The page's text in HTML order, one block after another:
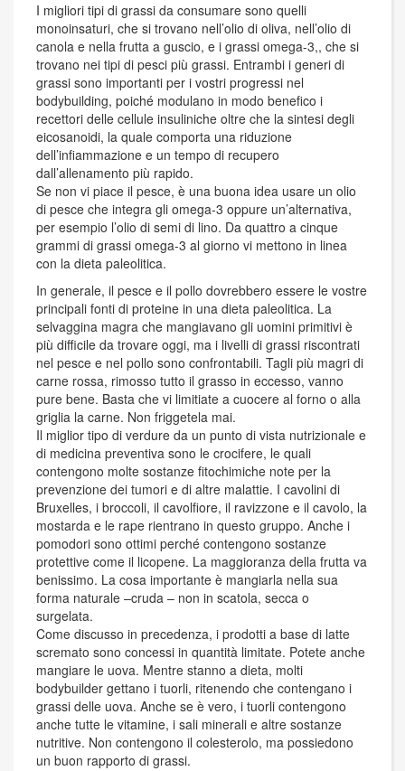
I migliori tipi di grassi da consumare sono quelli
monoinsaturi, che si trovano nell’olio di oliva, nell’olio di
canola e nella frutta a guscio, e i grassi omega-3,, che si
trovano nei tipi di pesci più grassi. Entrambi i generi di
grassi sono importanti per i vostri progressi nel
bodybuilding, poiché modulano in modo benefico i
recettori delle cellule insuliniche oltre che la sintesi degli
eicosanoidi, la quale comporta una riduzione
dell’infiammazione e un tempo di recupero
dall’allenamento più rapido.
Se non vi piace il pesce, è una buona idea usare un olio
di pesce che integra gli omega-3 oppure un’alternativa,
per esempio l’olio di semi di lino. Da quattro a cinque
grammi di grassi omega-3 al giorno vi mettono in linea
con la dieta paleolitica.
In generale, il pesce e il pollo dovrebbero essere le vostre
principali fonti di proteine in una dieta paleolitica. La
selvaggina magra che mangiavano gli uomini primitivi è
più difficile da trovare oggi, ma i livelli di grassi riscontrati
nel pesce e nel pollo sono confrontabili. Tagli più magri di
carne rossa, rimosso tutto il grasso in eccesso, vanno
pure bene. Basta che vi limitiate a cuocere al forno o alla
griglia la carne. Non friggetela mai.
Il miglior tipo di verdure da un punto di vista nutrizionale e
di medicina preventiva sono le crocifere, le quali
contengono molte sostanze fitochimiche note per la
prevenzione dei tumori e di altre malattie. I cavolini di
Bruxelles, i broccoli, il cavolfiore, il ravizzone e il cavolo, la
mostarda e le rape rientrano in questo gruppo. Anche i
pomodori sono ottimi perché contengono sostanze
protettive come il licopene. La maggioranza della frutta va
benissimo. La cosa importante è mangiarla nella sua
forma naturale –cruda – non in scatola, secca o
surgelata.
Come discusso in precedenza, i prodotti a base di latte
scremato sono concessi in quantità limitate. Potete anche
mangiare le uova. Mentre stanno a dieta, molti
bodybuilder gettano i tuorli, ritenendo che contengano i
grassi delle uova. Anche se è vero, i tuorli contengono
anche tutte le vitamine, i sali minerali e altre sostanze
nutritive. Non contengono il colesterolo, ma possiedono
un buon rapporto di grassi.